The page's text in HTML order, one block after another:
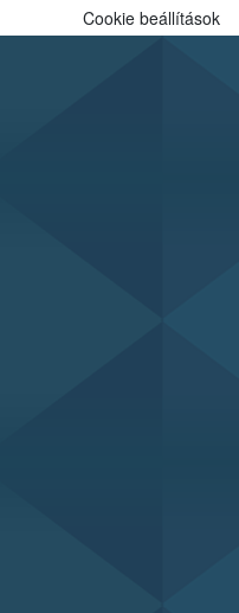
Cookie beállítások